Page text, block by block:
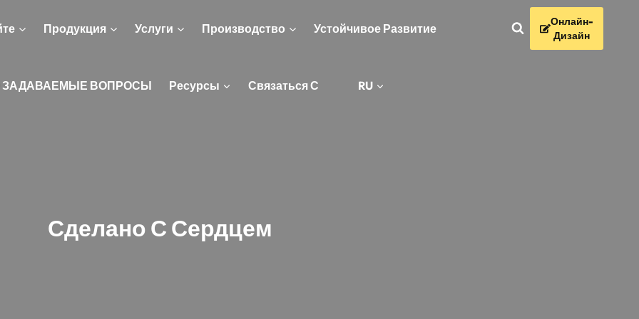
Продукция Услуги Производство Устойчивое Развитие
ЗАДАВАЕМЫЕ ВОПРОСЫ Ресурсы Связаться С RU
Онлайн-
Дизайн
Сделано С Сердцем